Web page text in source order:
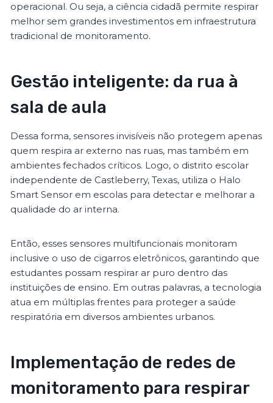
operacional. Ou seja, a ciência cidadã permite respirar
melhor sem grandes investimentos em infraestrutura
tradicional de monitoramento.
Gestão inteligente: da rua à
sala de aula
Dessa forma, sensores invisíveis não protegem apenas
quem respira ar externo nas ruas, mas também em
ambientes fechados críticos. Logo, o distrito escolar
independente de Castleberry, Texas, utiliza o Halo
Smart Sensor em escolas para detectar e melhorar a
qualidade do ar interna.
Então, esses sensores multifuncionais monitoram
inclusive o uso de cigarros eletrônicos, garantindo que
estudantes possam respirar ar puro dentro das
instituições de ensino. Em outras palavras, a tecnologia
atua em múltiplas frentes para proteger a saúde
respiratória em diversos ambientes urbanos.
Implementação de redes de
monitoramento para respirar